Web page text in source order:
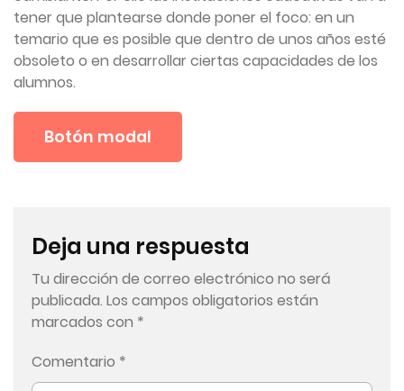
tener que plantearse donde poner el foco: en un
temario que es posible que dentro de unos años esté
obsoleto o en desarrollar ciertas capacidades de los
alumnos.
Botón modal
Deja una respuesta
Tu dirección de correo electrónico no será
publicada. Los campos obligatorios están
marcados con *
Comentario *